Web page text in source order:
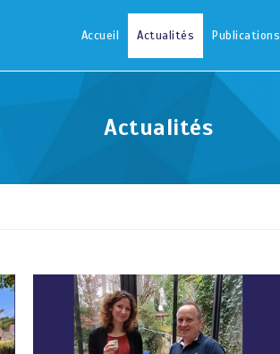
Accueil Actualités Publications
Actualités